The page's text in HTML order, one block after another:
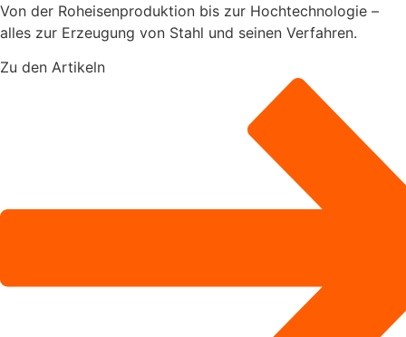
Von der Roheisenproduktion bis zur Hochtechnologie –
alles zur Erzeugung von Stahl und seinen Verfahren.
Zu den Artikeln